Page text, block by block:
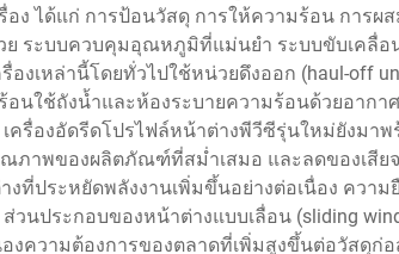
ได้แก่ การป้อนวัสดุ การให้ความร้อน การผ
ระบบควบคุมอุณหภูมิที่แม่นยำ ระบบขับเคลื่อ
เหล่านี้โดยทั่วไปใช้หน่วยดึงออก (haul-off
นใช้ถังน้ำและห้องระบายความร้อนด้วยอากา
รื่องอัดรีดโปรไฟล์หน้าต่างพีวีซีรุ่นใหม่ยังมา
ภาพของผลิตภัณฑ์ที่สม่ำเสมอ และลดของเสีย
ประหยัดพลังงานเพิ่มขึ้นอย่างต่อเนื่อง ความ
นประกอบของหน้าต่างแบบเลื่อน (sliding
งความต้องการของตลาดที่เพิ่มสูงขึ้นต่อวัสดุก่